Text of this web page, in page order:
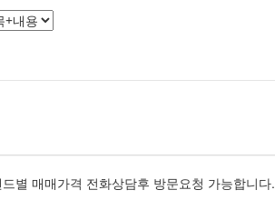
별 매매가격 전화상담후 방문요청 가능합니다.